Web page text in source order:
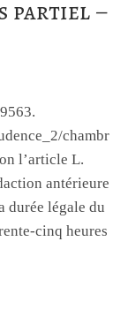
partiel –
chambr
l’article L.
antérieure
durée légale du
cinq heures